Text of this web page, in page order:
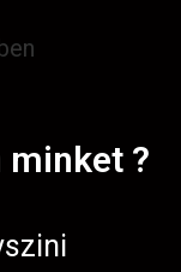
minket ?